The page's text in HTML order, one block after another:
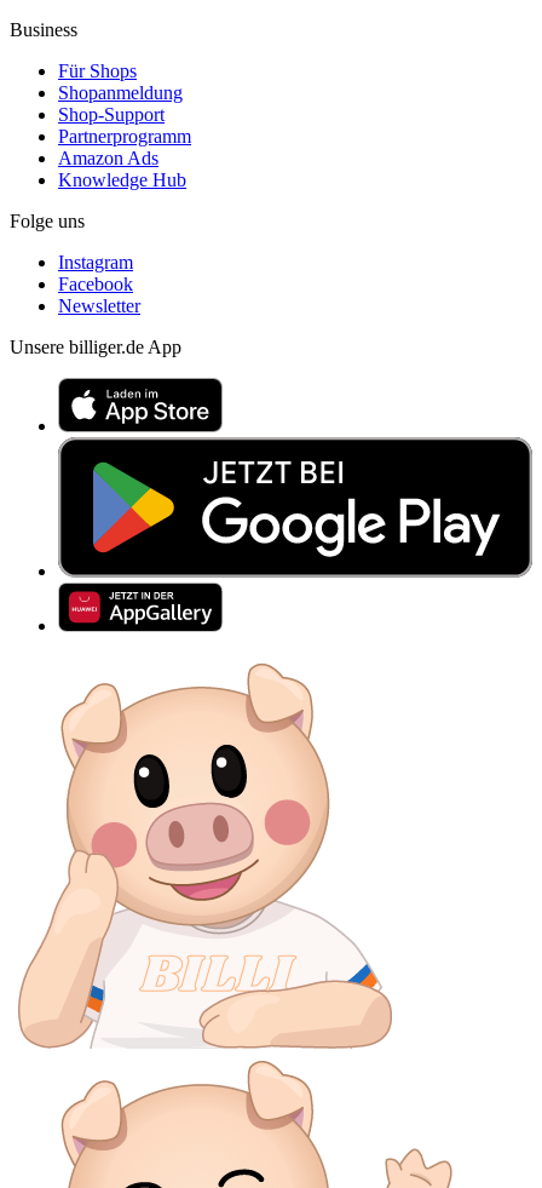
Business
Für Shops
Shopanmeldung
Shop-Support
Partnerprogramm
Amazon Ads
Knowledge Hub
Folge uns
Instagram
Facebook
Newsletter
Unsere billiger.de App